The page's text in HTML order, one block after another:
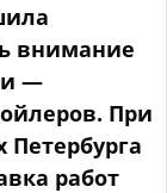
внимание
—
При
работ